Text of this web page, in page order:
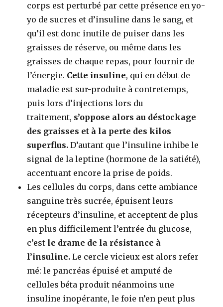
corps est perturbé par cette présence en yo-
yo de sucres et d’insuline dans le sang, et
qu’il est donc inutile de puiser dans les
graisses de réserve, ou même dans les
graisses de chaque repas, pour fournir de
l’énergie. Cette insuline, qui en début de
maladie est sur-produite à contretemps,
puis lors d’injections lors du
traitement, s’oppose alors au déstockage
des graisses et à la perte des kilos
superflus. D’autant que l’insuline inhibe le
signal de la leptine (hormone de la satiété),
accentuant encore la prise de poids.
Les cellules du corps, dans cette ambiance
sanguine très sucrée, épuisent leurs
récepteurs d’insuline, et acceptent de plus
en plus difficilement l’entrée du glucose,
c’est le drame de la résistance à
l’insuline.Le cercle vicieux est alors refer
mé: le pancréas épuisé et amputé de
cellules béta produit néanmoins une
insuline inopérante, le foie n’en peut plus